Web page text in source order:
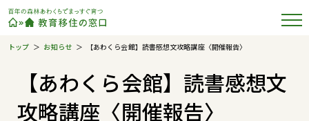
トップ お知らせ 【あわくら会館】読書感想文攻略講座〈開催報告〉
【あわくら会館】読書感想文
攻略講座〈開催報告〉